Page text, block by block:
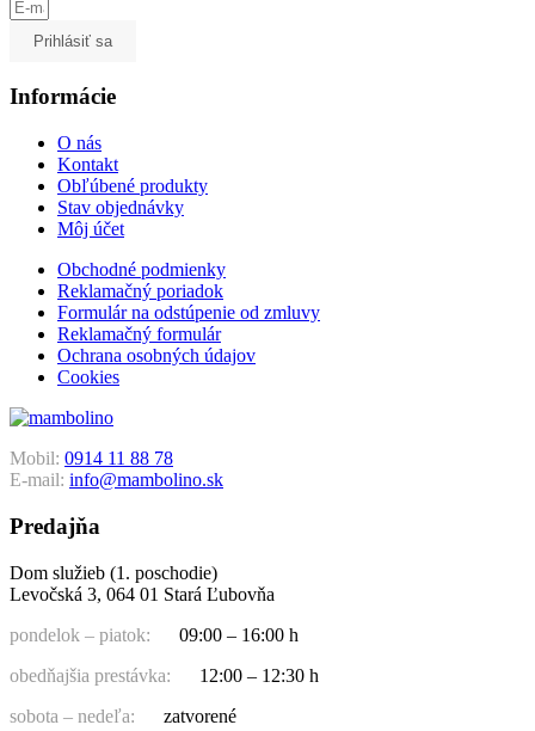
Prihlásiť sa
Informácie
O nás
Kontakt
Obľúbené produkty
Stav objednávky
Môj účet
Obchodné podmienky
Reklamačný poriadok
Formulár na odstúpenie od zmluvy
Reklamačný formulár
Ochrana osobných údajov
Cookies
Mobil: 0914 11 88 78
E-mail: info@mambolino.sk
Predajňa
Dom služieb (1. poschodie)
Levočská 3, 064 01 Stará Ľubovňa
pondelok – piatok:
09:00 – 16:00 h
obedňajšia prestávka:
12:00 – 12:30 h
sobota – nedeľa:
zatvorené